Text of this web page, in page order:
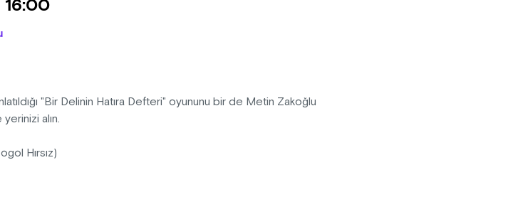
16:00
"Bir Delinin Hatıra Defteri" oyununu bir de Metin Zakoğlu
alın.
Hırsız)